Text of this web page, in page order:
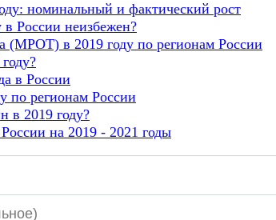
номинальный и фактический рост
России неизбежен?
(МРОТ) в 2019 году по регионам России
в России
по регионам России
в 2019 году?
на 2019 - 2021 годы